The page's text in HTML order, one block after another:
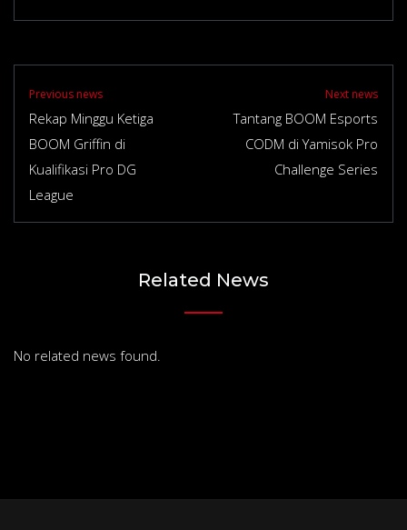
Previous news
Rekap Minggu Ketiga
BOOM Griffin di
Kualifikasi Pro DG
League
Next news
Tantang BOOM Esports
CODM di Yamisok Pro
Challenge Series
Related News
No related news found.